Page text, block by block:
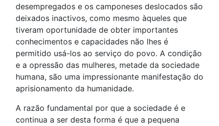
desempregados e os camponeses deslocados são
deixados inactivos, como mesmo àqueles que
tiveram oportunidade de obter importantes
conhecimentos e capacidades não lhes é
permitido usá-los ao serviço do povo. A condição
e a opressão das mulheres, metade da sociedade
humana, são uma impressionante manifestação do
aprisionamento da humanidade.
A razão fundamental por que a sociedade é e
continua a ser desta forma é que a pequena